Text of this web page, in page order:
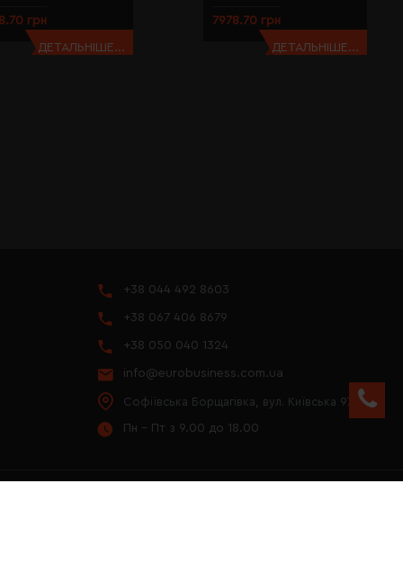
грн
ДЕТАЛЬНІШЕ...
7978.70 грн
ДЕТАЛЬНІШЕ...
+38 044 492 8603
+38 067 406 8679
+38 050 040 1324
info@eurobusiness.com.ua
Софіївська Борщагівка, вул. Київська 97
Пн - Пт з 9.00 до 18.00